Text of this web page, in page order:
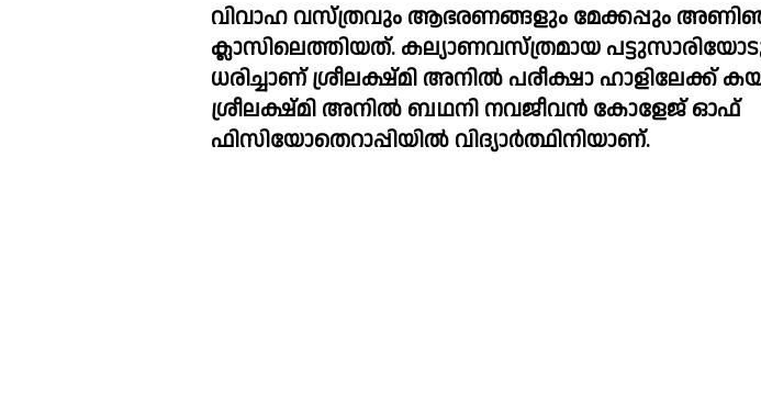
വിവാഹ വസ്ത്രവും ആഭരണങ്ങളും മേക്കപ്പും
ക്ലാസിലെത്തിയത്. കല്യാണവസ്ത്രമായ
ധരിച്ചാണ് ശ്രീലക്ഷ്മി അനിൽ പരീക്ഷാ ഹാളിലേക്ക്
ശ്രീലക്ഷ്മി അനിൽ ബഥനി നവജീവൻ കോളേജ് ഓഫ്
ഫിസിയോതെറാപ്പിയിൽ വിദ്യാർത്ഥിനിയാണ്.